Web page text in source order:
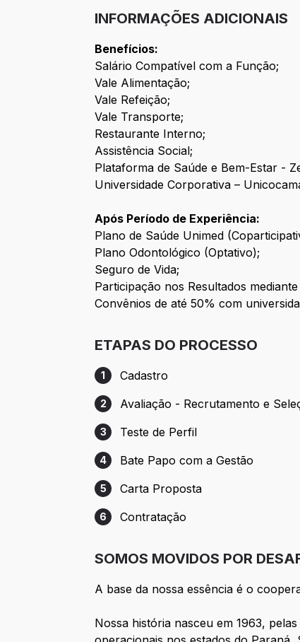
INFORMAÇÕES ADICIONAIS
Benefícios:
Salário Compatível com a Função;
Vale Alimentação;
Vale Refeição;
Vale Transporte;
Restaurante Interno;
Assistência Social;
Plataforma de Saúde e Bem-Estar -
Universidade Corporativa –
Após Período de Experiência:
Plano de Saúde Unimed
Plano Odontológico (Optativo);
Seguro de Vida;
Participação nos Resultados
Convênios de até 50% com
ETAPAS DO PROCESSO
Etapa 1: Cadastro
1 Cadastro
Etapa 2: Avaliação - Recrutamento e
2 Avaliação - Recrutamento e
Etapa 3: Teste de Perfil
3 Teste de Perfil
Etapa 4: Bate Papo com a Gestão
4 Bate Papo com a Gestão
Etapa 5: Carta Proposta
5 Carta Proposta
Etapa 6: Contratação
6 Contratação
SOMOS MOVIDOS POR
A base da nossa essência é o
Nossa história nasceu em 1963,